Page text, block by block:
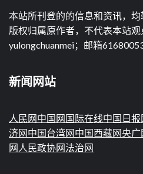
本站所刊登的的信息和资讯，均
版权归属原作者，不代表本站观
yulongchuanmei；邮箱
新闻网站
人民网中国网 国际在线中国日报
济网中国台湾网中国西藏网央广
网 人民政协网法治网